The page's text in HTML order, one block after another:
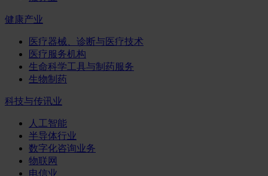
健康产业
医疗器械、诊断与医疗技术
医疗服务机构
生命科学工具与制药服务
生物制药
科技与传讯业
人工智能
半导体行业
数字化咨询业务
物联网
电信业